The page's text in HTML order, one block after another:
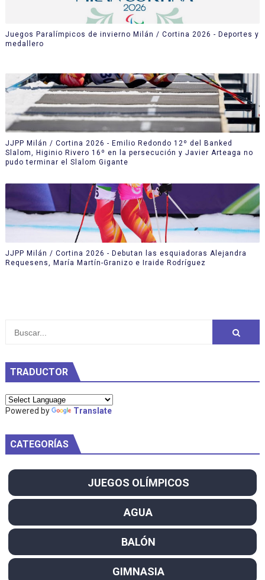
Juegos Paralímpicos de invierno Milán / Cortina 2026 - Deportes y
medallero
JJPP Milán / Cortina 2026 - Emilio Redondo 12º del Banked
Slalom, Higinio Rivero 16º en la persecución y Javier Arteaga no
pudo terminar el Slalom Gigante
JJPP Milán / Cortina 2026 - Debutan las esquiadoras Alejandra
Requesens, María Martín-Granizo e Iraide Rodríguez
TRADUCTOR
Powered by Translate
CATEGORÍAS
JUEGOS OLÍMPICOS
AGUA
BALÓN
GIMNASIA